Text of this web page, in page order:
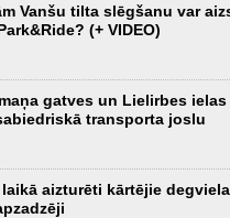
Vanšu tilta slēgšanu var
(+ VIDEO)
gatves un Lielirbes
transporta joslu
laikā aizturēti kārtējie